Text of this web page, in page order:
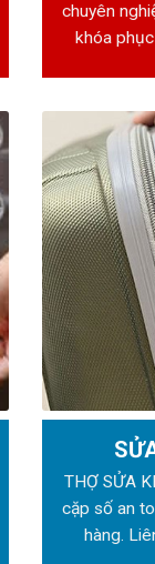
chuyên
khóa
THỢ SỬA
cặp số an
hàng.